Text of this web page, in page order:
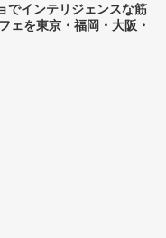
でインテリジェンスな筋
ェを東京・福岡・大阪・